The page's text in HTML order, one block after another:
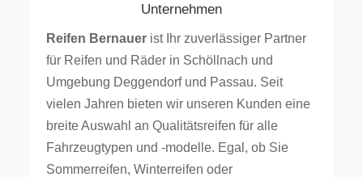
Unternehmen
Reifen Bernauer ist Ihr zuverlässiger Partner
für Reifen und Räder in Schöllnach und
Umgebung Deggendorf und Passau. Seit
vielen Jahren bieten wir unseren Kunden eine
breite Auswahl an Qualitätsreifen für alle
Fahrzeugtypen und -modelle. Egal, ob Sie
Sommerreifen, Winterreifen oder